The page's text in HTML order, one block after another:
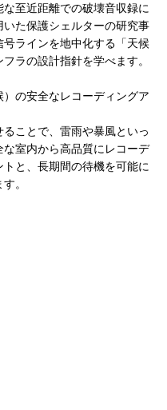
至近距離での破壊音収録に
た保護シェルターの研究事
ラインを地中化する「天候
ラの設計指針を学べます。
の安全なレコーディングア
ことで、雷雨や暴風といっ
室内から高品質にレコーデ
と、長期間の待機を可能に
。